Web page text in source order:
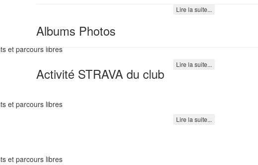
Lire la suite...
et parcours libres
Lire la suite...
et parcours libres
Lire la suite...
et parcours libres
Albums Photos
Activité STRAVA du club